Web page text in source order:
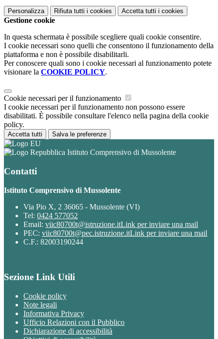
Personalizza Rifiuta tutti i cookies Accetta tutti i cookies
Gestione cookie
In questa schermata è possibile scegliere quali cookie consentire.
I cookie necessari sono quelli che consentono il funzionamento della
piattaforma e non è possibile disabilitarli.
Per conoscere quali sono i cookie necessari al funzionamento potete
visionare la COOKIE POLICY.
Cookie necessari per il funzionamento
I cookie necessari per il funzionamento non possono essere
disabilitati. È possibile consultare l'elenco nella pagina della cookie
policy.
Accetta tutti Salva le preferenze
Istituto Comprensivo di Mussolente
Contatti
Istituto Comprensivo di Mussolente
Via Pio X, 2 36065 - Mussolente (VI)
Tel: 0424 577052
Email: viic80700t@istruzione.itLink per inviare una mail
PEC: viic80700t@pec.istruzione.itLink per inviare una mail
C.F.: 82003190244
Sezione Link Utili
Cookie policy
Note legali
Informativa Privacy
Ufficio Relazioni con il Pubblico
Dichiarazione di accessibilità